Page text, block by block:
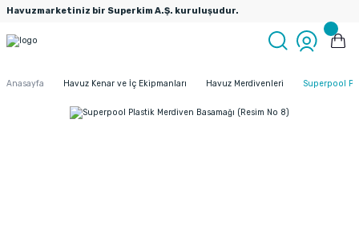
Havuzmarketiniz bir Superkim A.Ş. kuruluşudur.
Anasayfa Havuz Kenar ve İç Ekipmanları Havuz Merdivenleri Superpool